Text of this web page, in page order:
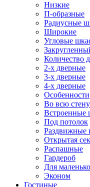
Низкие
П-образные
Радиусные
Широкие
Угловые
Количество
2-х дверные
3-х дверные
4-х дверные
Особенности
Во всю стену
Встроенные
Под потолок
Раздвижные
Открытая
Распашные
Гардероб
Для
Эконом
Гостиные